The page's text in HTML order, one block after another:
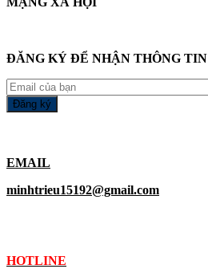
ĐĂNG KÝ ĐỂ NHẬN THÔNG TIN
EMAIL
minhtrieu15192@gmail.com
HOTLINE